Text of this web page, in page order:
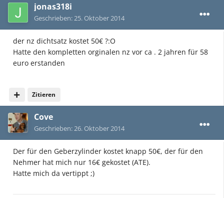
jonas318i
Geschrieben:25. Oktober 2014
der nz dichtsatz kostet 50€ ?:O
Hatte den kompletten orginalen nz vor ca . 2 jahren für 58
euro erstanden
Zitieren
Cove
Geschrieben:26. Oktober 2014
Der für den Geberzylinder kostet knapp 50€, der für den
Nehmer hat mich nur 16€ gekostet (ATE).
Hatte mich da vertippt ;)